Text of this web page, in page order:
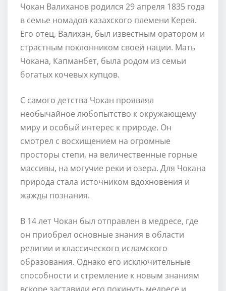
Чокан Валиханов родился 29 апреля 1835 года
в семье номадов казахского племени Керея.
Его отец, Валихан, был известным оратором и
страстным поклонником своей нации. Мать
Чокана, Капманбет, была родом из семьи
богатых кочевых купцов.
С самого детства Чокан проявлял
необычайное любопытство к окружающему
миру и особый интерес к природе. Он
смотрел с восхищением на огромные
просторы степи, на величественные горные
массивы, на могучие реки и озера. Для Чокана
природа стала источником вдохновения и
жажды познания.
В 14 лет Чокан был отправлен в медресе, где
он приобрел основные знания в области
религии и классического исламского
образования. Однако его исключительные
способности и стремление к новым знаниям